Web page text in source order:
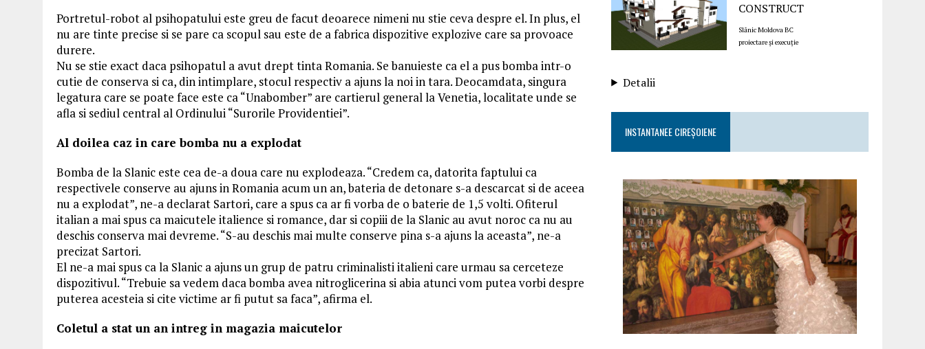
Portretul-robot al psihopatului este greu de facut deoarece nimeni nu stie ceva despre el. In plus, el
nu are tinte precise si se pare ca scopul sau este de a fabrica dispozitive explozive care sa provoace
durere.
Nu se stie exact daca psihopatul a avut drept tinta Romania. Se banuieste ca el a pus bomba intr-o
cutie de conserva si ca, din intimplare, stocul respectiv a ajuns la noi in tara. Deocamdata, singura
legatura care se poate face este ca “Unabomber” are cartierul general la Venetia, localitate unde se
afla si sediul central al Ordinului “Surorile Providentiei”.
Al doilea caz in care bomba nu a explodat
Bomba de la Slanic este cea de-a doua care nu explodeaza. “Credem ca, datorita faptului ca
respectivele conserve au ajuns in Romania acum un an, bateria de detonare s-a descarcat si de aceea
nu a explodat”, ne-a declarat Sartori, care a spus ca ar fi vorba de o baterie de 1,5 volti. Ofiterul
italian a mai spus ca maicutele italience si romance, dar si copiii de la Slanic au avut noroc ca nu au
deschis conserva mai devreme. “S-au deschis mai multe conserve pina s-a ajuns la aceasta”, ne-a
precizat Sartori.
El ne-a mai spus ca la Slanic a ajuns un grup de patru criminalisti italieni care urmau sa cerceteze
dispozitivul. “Trebuie sa vedem daca bomba avea nitroglicerina si abia atunci vom putea vorbi despre
puterea acesteia si cite victime ar fi putut sa faca”, afirma el.
Coletul a stat un an intreg in magazia maicutelor
CONSTRUCT
Slănic Moldova BC
proiectare și execuție
Detalii
INSTANTANEE CIREȘOIENE